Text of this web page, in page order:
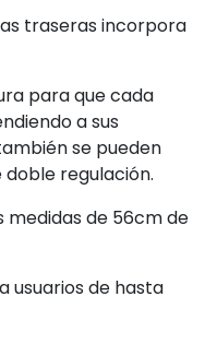
traseras incorpora
para que cada
a sus
se pueden
doble regulación.
medidas de 56cm de
usuarios de hasta